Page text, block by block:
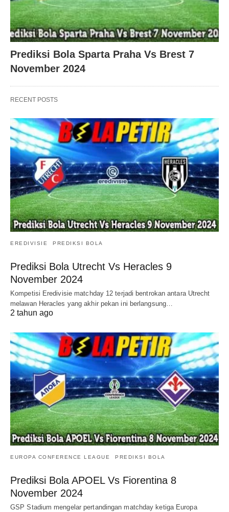
Prediksi Bola Sparta Praha Vs Brest 7
November 2024
RECENT POSTS
EREDIVISIE PREDIKSI BOLA
Prediksi Bola Utrecht Vs Heracles 9
November 2024
Kompetisi Eredivisie matchday 12 terjadi bentrokan antara Utrecht
melawan Heracles yang akhir pekan ini berlangsung…
2 tahun ago
EUROPA CONFERENCE LEAGUE PREDIKSI BOLA
Prediksi Bola APOEL Vs Fiorentina 8
November 2024
GSP Stadium mengelar pertandingan matchday ketiga Europa